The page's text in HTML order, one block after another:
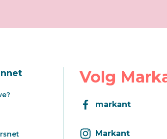
Volg
markant
Markant